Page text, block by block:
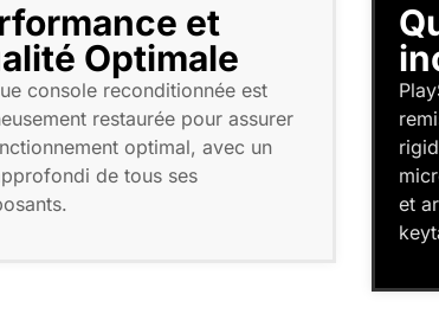
et
Optimale
console reconditionnée est
restaurée pour assurer
optimal, avec un
de tous ses
et